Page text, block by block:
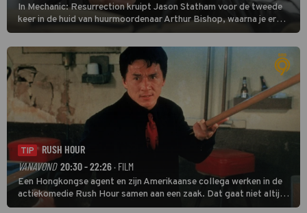
In Mechanic: Resurrection kruipt Jason Statham voor de tweede
keer in de huid van huurmoordenaar Arthur Bishop, waarna je er
donder op kunt zeggen dat er van Bishops geplande pensioen niet
veel terechtkomt.
TIP
RUSH HOUR
VANAVOND 20:30 - 22:26 · FILM
Een Hongkongse agent en zijn Amerikaanse collega werken in de
actiekomedie Rush Hour samen aan een zaak. Dat gaat niet altijd
van een leien dakje.